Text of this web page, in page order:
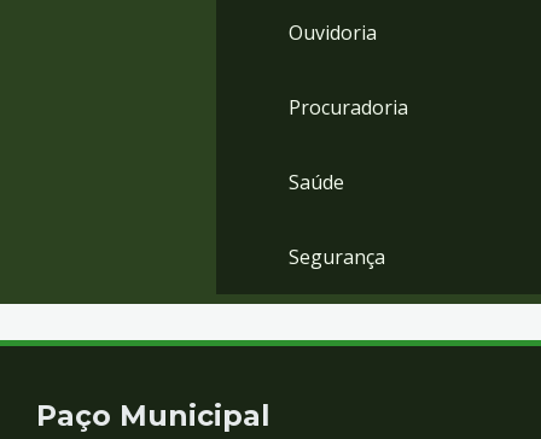
Ouvidoria
Procuradoria
Saúde
Segurança
Contato
Paço Municipal